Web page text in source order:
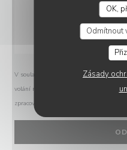
OK,
Odmítnout
Zásady
V souladu se zákonem o ochraně
volání registrací v Robinsonově
zpracování vašich údajů si přečtěte naše